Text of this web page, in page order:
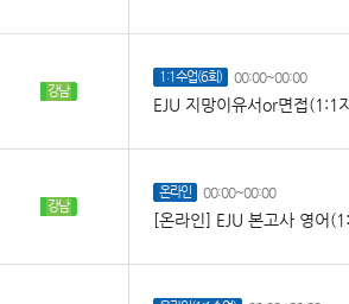
강남
1:1수업(6회) 00:00~00:00
EJU 지망이유서or면접(1:1
강남
온라인 00:00~00:00
[온라인] EJU 본고사 영어